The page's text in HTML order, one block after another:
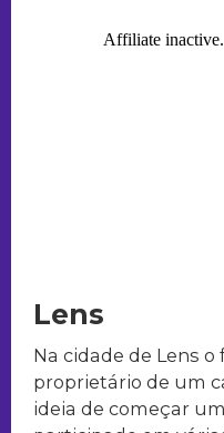
Lens
Na cidade de Lens
proprietário de um
ideia de começar